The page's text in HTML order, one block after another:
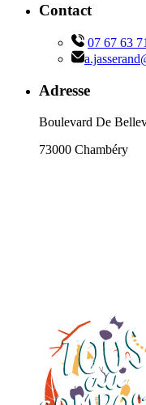
Contact
07 67 63
Adresse
Boulevard De
73000 Chambéry